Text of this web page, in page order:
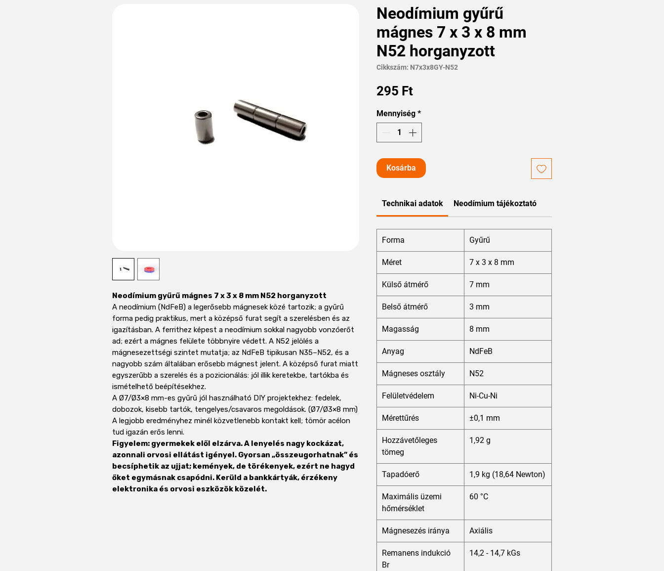
Neodímium gyűrű mágnes 7 x 3 x 8 mm N52 horganyzott
A neodímium (NdFeB) a legerősebb mágnesek közé tartozik; a gyűrű
forma pedig praktikus, mert a középső furat segít a szerelésben és az
igazításban. A ferrithez képest a neodímium sokkal nagyobb vonzóerőt
ad; ezért a mágnes felülete többnyire védett. A N52 jelölés a
mágnesezettségi szintet mutatja; az NdFeB tipikusan N35–N52, és a
nagyobb szám általában erősebb mágnest jelent. A középső furat miatt
egyszerűbb a szerelés és a pozicionálás: jól illik keretekbe, tartókba és
ismételhető beépítésekhez.
A Ø7/Ø3×8 mm-es gyűrű jól használható DIY projektekhez: fedelek,
dobozok, kisebb tartók, tengelyes/csavaros megoldások. (Ø7/Ø3×8 mm)
A legjobb eredményhez minél közvetlenebb kontakt kell; tömör acélon
tud igazán erős lenni.
Figyelem: gyermekek elől elzárva. A lenyelés nagy kockázat,
azonnali orvosi ellátást igényel. Gyorsan „összeugorhatnak” és
becsíphetik az ujjat; kemények, de törékenyek, ezért ne hagyd
őket egymásnak csapódni. Kerüld a bankkártyák, érzékeny
elektronika és orvosi eszközök közelét.
Neodímium gyűrű
mágnes 7 x 3 x 8 mm
N52 horganyzott
Cikkszám: N7x3x8GY-N52
295 FtÁr
Mennyiség *
Kosárba
Technikai adatok Neodímium tájékoztató
Forma Gyűrű
Méret 7 x 3 x 8 mm
Külső átmérő 7 mm
Belső átmérő 3 mm
Magasság 8 mm
Anyag NdFeB
Mágneses osztály N52
Felületvédelem Ni-Cu-Ni
Mérettűrés ±0,1 mm
Hozzávetőleges
tömeg
1,92 g
Tapadóerő 1,9 kg (18,64 Newton)
Maximális üzemi
hőmérséklet
60 °C
Mágnesezés iránya Axiális
Remanens indukció
Br
14,2 - 14,7 kGs